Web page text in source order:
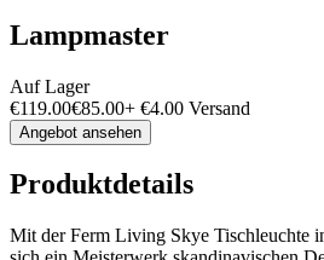
Lampmaster
Auf Lager
€119.00€85.00+ €4.00 Versand
Angebot ansehen
Produktdetails
Mit der Ferm Living Skye Tischleuchte